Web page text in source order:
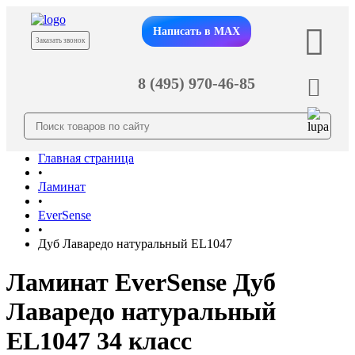
Заказать звонок
Написать в MAX
8 (495) 970-46-85
Главная страница
•
Ламинат
•
EverSense
•
Дуб Лаваредо натуральный EL1047
Ламинат EverSense Дуб
Лаваредо натуральный
EL1047 34 класс